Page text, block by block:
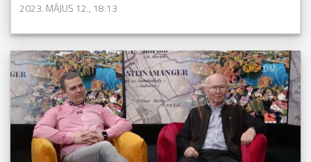
2023. MÁJUS 12., 18:13